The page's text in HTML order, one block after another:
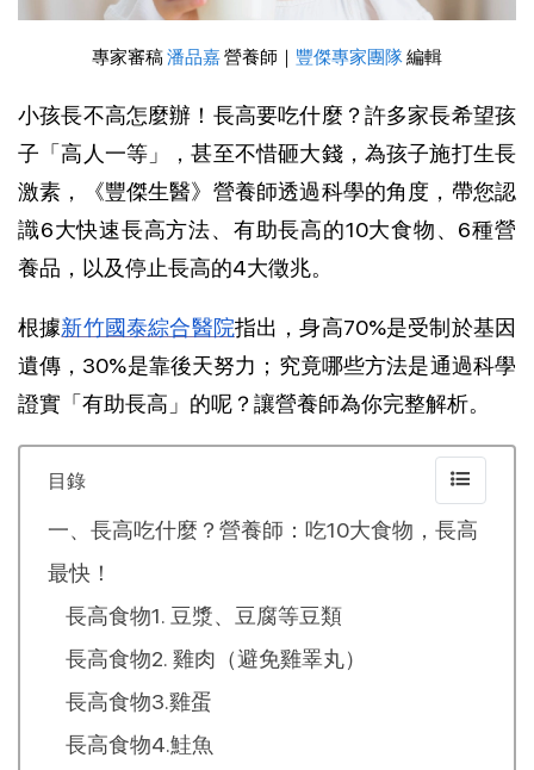
專家審稿 潘品嘉 營養師｜ 豐傑專家團隊 編輯
小孩長不高怎麼辦！長高要吃什麼？許多家長希望孩
子「高人一等」，甚至不惜砸大錢，為孩子施打生長
激素，《豐傑生醫》營養師透過科學的角度，帶您認
識6大快速長高方法、有助長高的10大食物、6種營
養品，以及停止長高的4大徵兆。
根據新竹國泰綜合醫院指出，身高70%是受制於基因
遺傳，30%是靠後天努力；究竟哪些方法是通過科學
證實「有助長高」的呢？讓營養師為你完整解析。
目錄
一、長高吃什麼？營養師：吃10大食物，長高
最快！
長高食物1. 豆漿、豆腐等豆類
長高食物2. 雞肉（避免雞睪丸）
長高食物3.雞蛋
長高食物4.鮭魚